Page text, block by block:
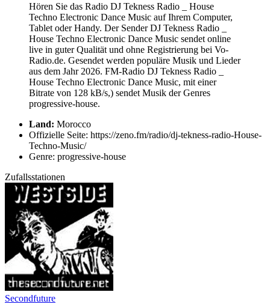
Hören Sie das Radio DJ Tekness Radio _ House
Techno Electronic Dance Music auf Ihrem Computer,
Tablet oder Handy. Der Sender DJ Tekness Radio _
House Techno Electronic Dance Music sendet online
live in guter Qualität und ohne Registrierung bei Vo-
Radio.de. Gesendet werden populäre Musik und Lieder
aus dem Jahr 2026. FM-Radio DJ Tekness Radio _
House Techno Electronic Dance Music, mit einer
Bitrate von 128 kB/s,) sendet Musik der Genres
progressive-house.
Land: Morocco
Offizielle Seite: https://zeno.fm/radio/dj-tekness-radio-House-
Techno-Music/
Genre: progressive-house
Zufallsstationen
Secondfuture